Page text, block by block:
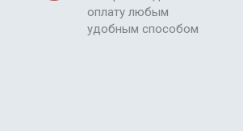
оплату любым
удобным способом